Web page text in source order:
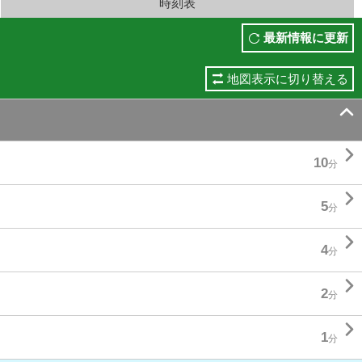
時刻表
最新情報に更新
地図表示に切り替える

10分 
5分 
4分 
2分 
1分 